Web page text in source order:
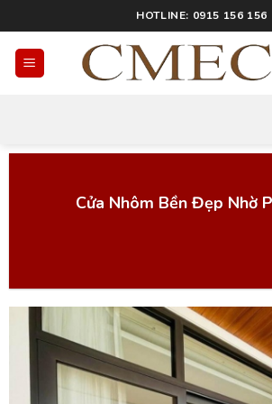
HOTLINE: 0915 156 156
Cửa Nhôm Bền Đẹp Nhờ